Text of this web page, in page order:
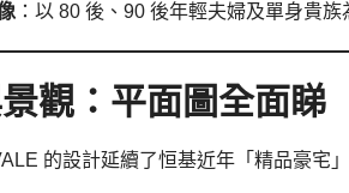
：以 80 後、90 後年輕夫婦及單身貴
觀：平面圖全面睇
的設計延續了恒基近年「精品豪宅